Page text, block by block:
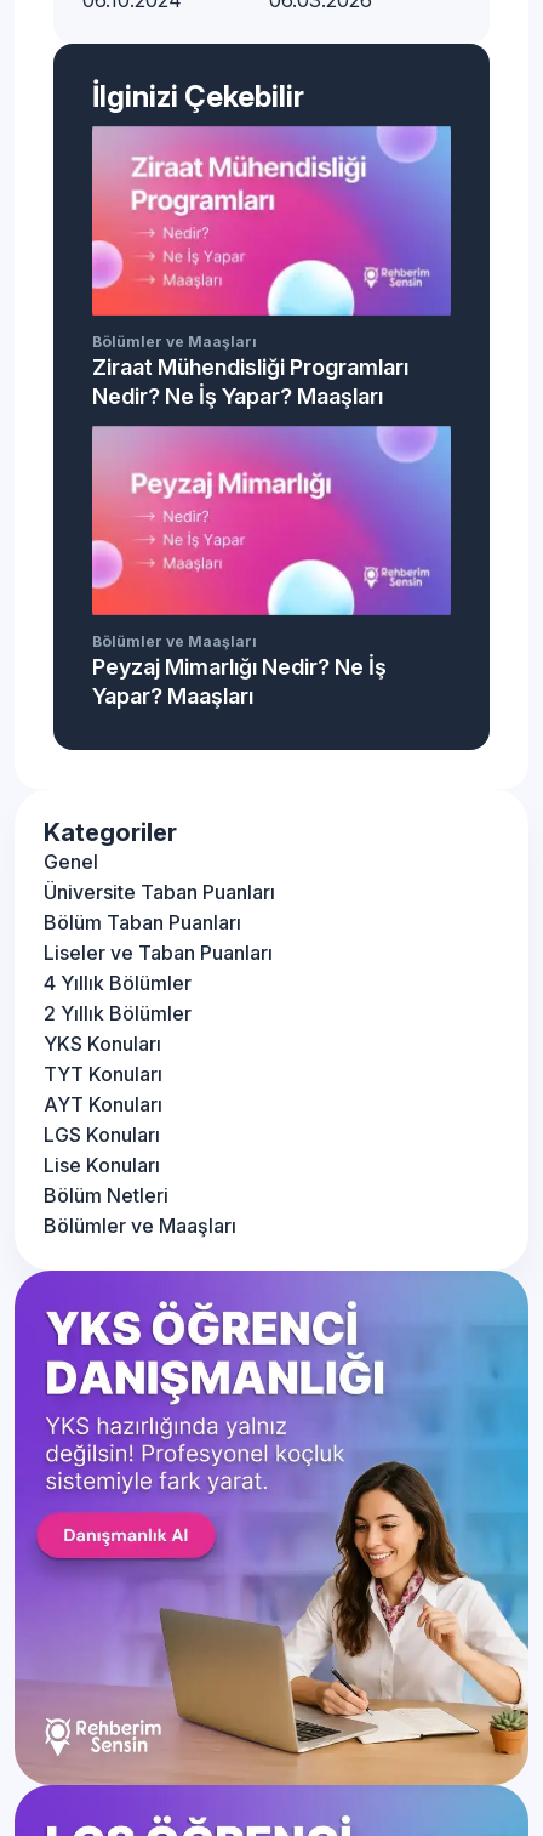
İlginizi Çekebilir
Bölümler ve Maaşları
Ziraat Mühendisliği Programları
Nedir? Ne İş Yapar? Maaşları
Bölümler ve Maaşları
Peyzaj Mimarlığı Nedir? Ne İş
Yapar? Maaşları
Kategoriler
Genel
Üniversite Taban Puanları
Bölüm Taban Puanları
Liseler ve Taban Puanları
4 Yıllık Bölümler
2 Yıllık Bölümler
YKS Konuları
TYT Konuları
AYT Konuları
LGS Konuları
Lise Konuları
Bölüm Netleri
Bölümler ve Maaşları